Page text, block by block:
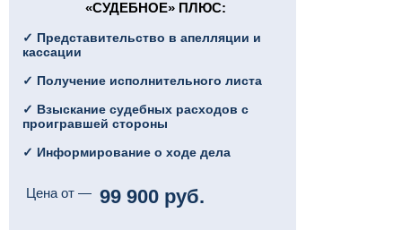
«СУДЕБНОЕ» ПЛЮC:
✓ Представительство в апелляции и
кассации
✓ Получение исполнительного листа
✓ Взыскание судебных расходов с
проигравшей стороны
✓ Информирование о ходе дела
Цена от — 99 900 руб.